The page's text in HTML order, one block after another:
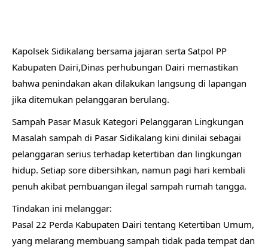
Kapolsek Sidikalang bersama jajaran serta Satpol PP
Kabupaten Dairi,Dinas perhubungan Dairi memastikan
bahwa penindakan akan dilakukan langsung di lapangan
jika ditemukan pelanggaran berulang.
Sampah Pasar Masuk Kategori Pelanggaran Lingkungan
Masalah sampah di Pasar Sidikalang kini dinilai sebagai
pelanggaran serius terhadap ketertiban dan lingkungan
hidup. Setiap sore dibersihkan, namun pagi hari kembali
penuh akibat pembuangan ilegal sampah rumah tangga.
Tindakan ini melanggar:
Pasal 22 Perda Kabupaten Dairi tentang Ketertiban Umum,
yang melarang membuang sampah tidak pada tempat dan